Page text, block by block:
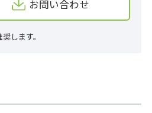
お問い合わせ
します。